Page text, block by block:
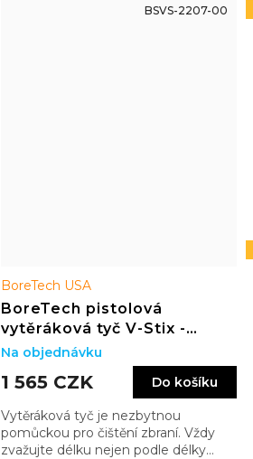
BoreTech USA
BoreTech pistolová
vytěráková tyč V-Stix -
kalibr .22 - .45, délka 7"
1 565 CZK Do košíku
Vytěráková tyč je nezbytnou
pomůckou pro čištění zbraní. Vždy
zvažujte délku nejen podle délky
Na objednávku
BSVS-2207-00